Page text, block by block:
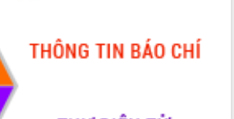
quy
2030,
của các
vụ cơ